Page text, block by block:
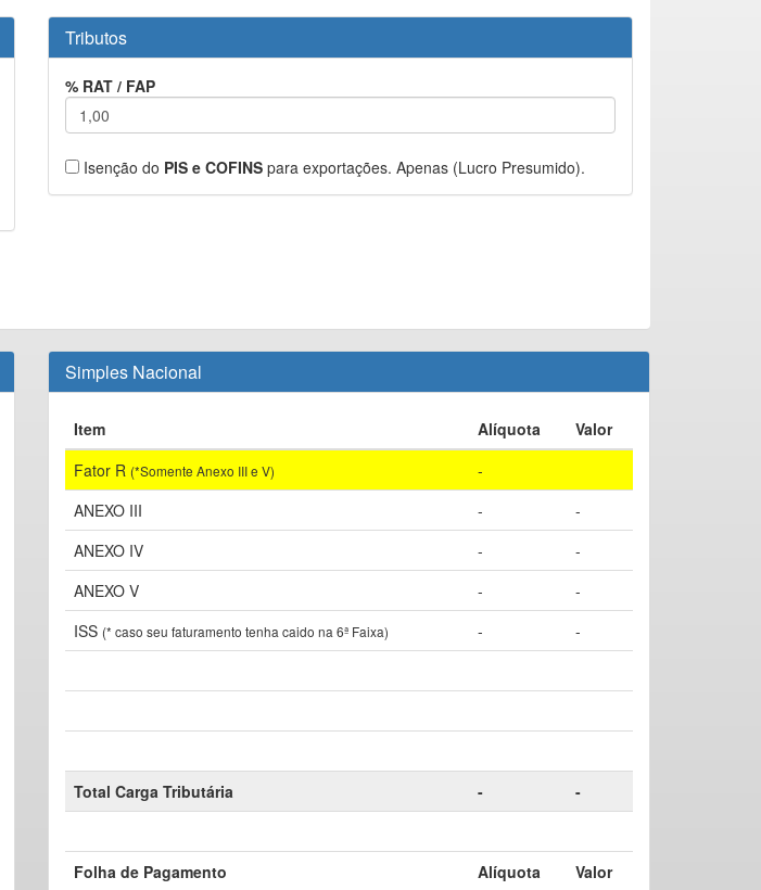
Tributos
% RAT / FAP
Isenção do PIS e COFINS para exportações. Apenas (Lucro Presumido).
Simples Nacional
Item Alíquota
Valor
Fator R (*Somente Anexo III e V)
-
ANEXO III
-
-
ANEXO IV
-
-
ANEXO V
-
-
ISS (* caso seu faturamento tenha caido na 6ª Faixa) - -
Total Carga Tributária - -
Folha de Pagamento Alíquota
Valor